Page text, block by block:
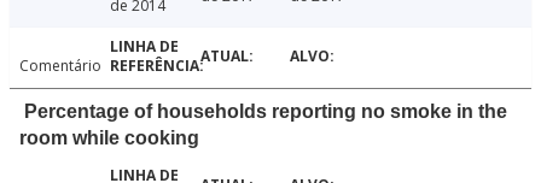
de 2014
Comentário
Percentage of households reporting no smoke in the
room while cooking